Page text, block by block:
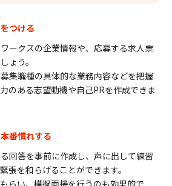
つける
ークスの企業情報や、応募する求人票
ょう。
集職種の具体的な業務内容などを把握
のある志望動機や自己PRを作成できま
番慣れする
回答を事前に作成し、声に出して練習
張を和らげることができます。
らい、模擬面接を行うのも効果的で